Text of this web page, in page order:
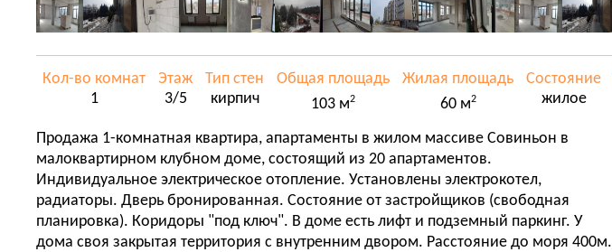
Кол-во комнат
1
Этаж
3/5
Тип стен
кирпич
Общая площадь
103 м2
Жилая площадь
60 м2
Состояние
жилое
Продажа 1-комнатная квартира, апартаменты в жилом массиве Совиньон в
малоквартирном клубном доме, состоящий из 20 апартаментов.
Индивидуальное электрическое отопление. Установлены электрокотел,
радиаторы. Дверь бронированная. Состояние от застройщиков (свободная
планировка). Коридоры "под ключ". В доме есть лифт и подземный паркинг. У
дома своя закрытая территория с внутренним двором. Расстояние до моря 400м.